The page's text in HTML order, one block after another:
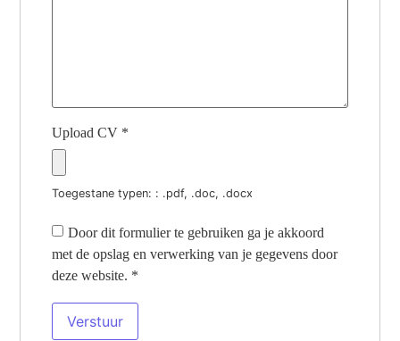
Upload CV *
Toegestane typen: : .pdf, .doc, .docx
Door dit formulier te gebruiken ga je akkoord
met de opslag en verwerking van je gegevens door
deze website. *